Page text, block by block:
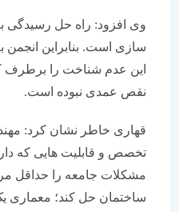
وی افزود: راه حل رسیدگی به
سازی است. بنابراین انجمن به
این عدم شناخت را برطرف کند و
نقص عمدی نبوده است.
قهاری خاطر نشان کرد: مهندس
تخصص و قابلیت هایی که دارد می
مشکلات جامعه را حداقل
ساختمان حل کند؛ معماری یک